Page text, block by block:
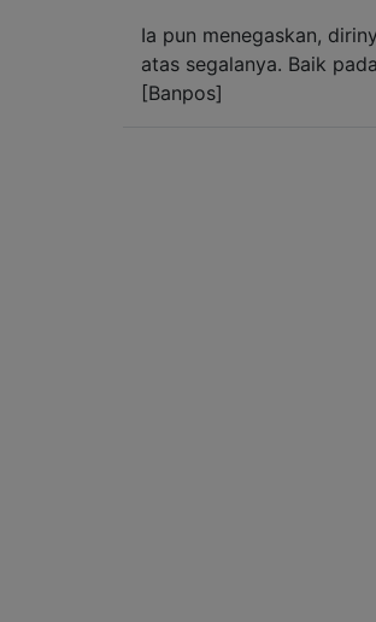
Ia pun menegaskan,
atas segalanya. Baik
[Banpos]